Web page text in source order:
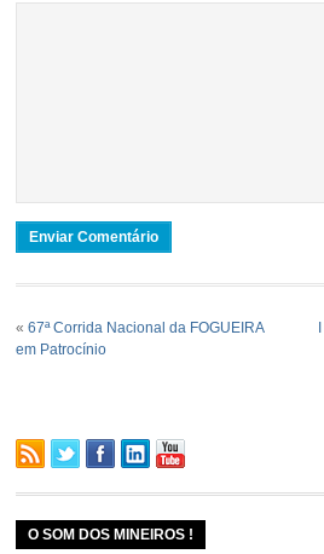
«67ª Corrida Nacional da FOGUEIRA
em Patrocínio
O SOM DOS MINEIROS !